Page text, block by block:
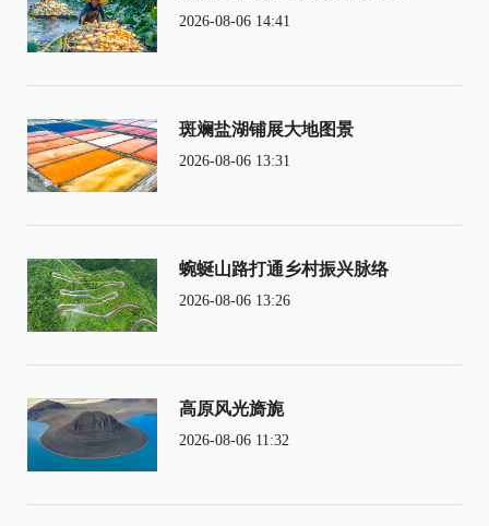
2026-08-06 14:41
斑斓盐湖铺展大地图景
2026-08-06 13:31
蜿蜒山路打通乡村振兴脉络
2026-08-06 13:26
高原风光旖旎
2026-08-06 11:32